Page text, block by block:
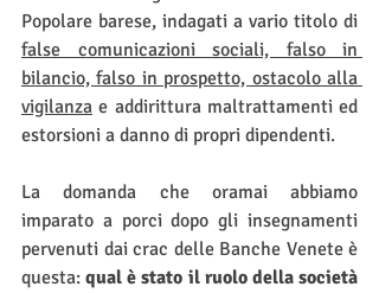
false comunicazioni sociali, falso in
bilancio, falso in prospetto, ostacolo alla
vigilanza e addirittura maltrattamenti ed
estorsioni a danno di propri dipendenti.
La domanda che oramai abbiamo
imparato a porci dopo gli insegnamenti
pervenuti dai crac delle Banche Venete è
questa: qual è stato il ruolo della società